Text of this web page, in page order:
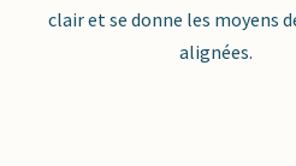
clair et se donne les moyens
alignées.